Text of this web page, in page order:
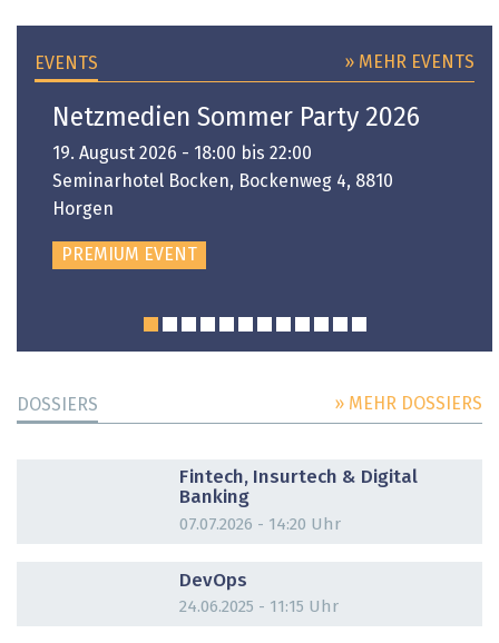
EVENTS » MEHR EVENTS
Netzmedien Sommer Party 2026
19. August 2026 - 18:00 bis 22:00
Seminarhotel Bocken, Bockenweg 4, 8810
Horgen
PREMIUM EVENT
DOSSIERS » MEHR DOSSIERS
Fintech, Insurtech & Digital
Banking
07.07.2026 - 14:20 Uhr
DevOps
24.06.2025 - 11:15 Uhr